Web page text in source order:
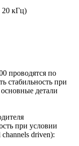
20 кГц)
проводятся по
стабильность при
детали
при условии
channels driven):